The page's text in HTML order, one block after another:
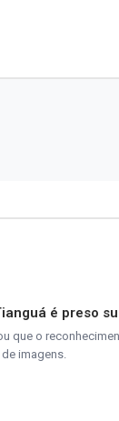
é preso
que o
imagens.